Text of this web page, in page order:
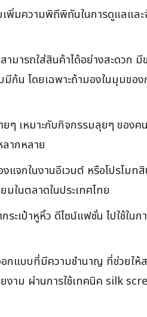
พิ่มความพิถีพิถันในการดูแลและ
ามารถใส่สินค้าได้อย่างสะดวก
ก้น โดยเฉพาะถ้ามองในมุมขอ
ๆ เหมาะกับกิจกรรมลุยๆ ของค
ากหลาย
จกในงานอีเวนต์ หรือโปรโมท
ในตลาดในประเทศไทย
ะเป๋าหูหิ้ว ดีไซน์แฟชั่น ไปใช้ใน
กแบบที่มีความชำนาญ ที่ช่วยให้
งาม ผ่านการใช้เทคนิค silk